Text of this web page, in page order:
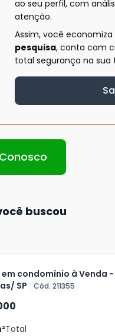
ao seu perfil, com
atenção.
Assim, você
pesquisa, conta com
total segurança na sua
buscou
em condomínio à Venda
SP
Cód. 211355
Total